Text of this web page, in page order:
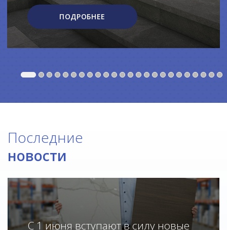
ПОДРОБНЕЕ
Последние
новости
С 1 июня вступают в силу новые